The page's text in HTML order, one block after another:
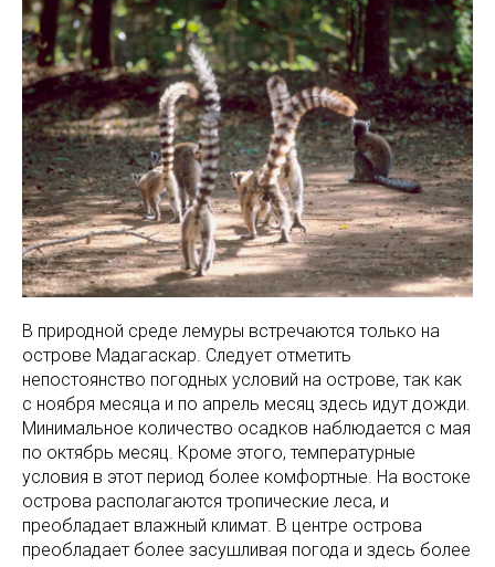
В природной среде лемуры встречаются только на
острове Мадагаскар. Следует отметить
непостоянство погодных условий на острове, так как
с ноября месяца и по апрель месяц здесь идут дожди.
Минимальное количество осадков наблюдается с мая
по октябрь месяц. Кроме этого, температурные
условия в этот период более комфортные. На востоке
острова располагаются тропические леса, и
преобладает влажный климат. В центре острова
преобладает более засушливая погода и здесь более